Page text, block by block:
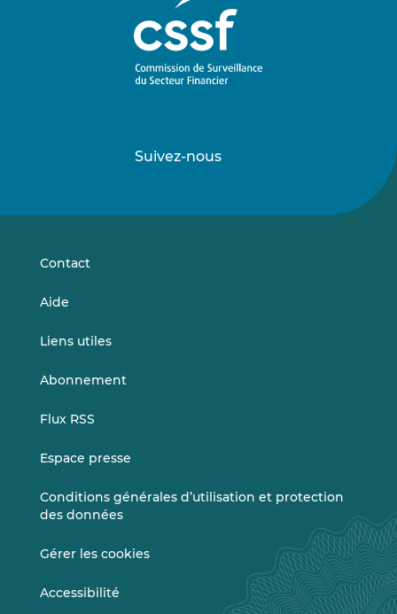
Suivez-nous
sursur
Contact
Aide
Liens utiles
Abonnement
Flux RSS
Espace presse
Conditions générales d’utilisation et protection
des données
Gérer les cookies
Accessibilité